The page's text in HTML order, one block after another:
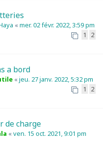
«mer. 02 févr. 2022, 3:59 pm
1 2
a bord
«jeu. 27 janv. 2022, 5:32 pm
1 2
de charge
«ven. 15 oct. 2021, 9:01 pm